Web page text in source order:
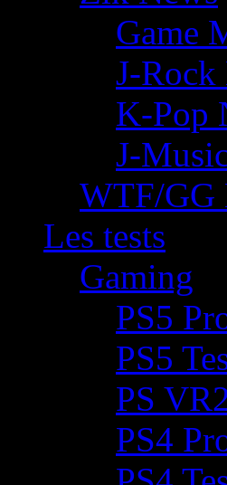
Game
J-Rock
K-Pop
J-
WTF/GG
Les tests
Gaming
PS5
PS5
PS
PS4